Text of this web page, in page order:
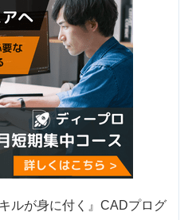
ルが身に付く』CADプログ